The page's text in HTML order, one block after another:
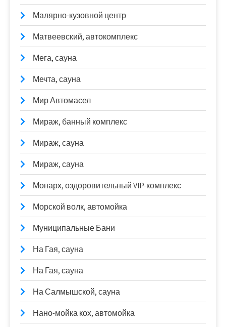
Малярно-кузовной центр
Матвеевский, автокомплекс
Мега, сауна
Мечта, сауна
Мир Автомасел
Мираж, банный комплекс
Мираж, сауна
Мираж, сауна
Монарх, оздоровительный VIP-комплекс
Морской волк, автомойка
Муниципальные Бани
На Гая, сауна
На Гая, сауна
На Салмышской, сауна
Нано-мойка кох, автомойка